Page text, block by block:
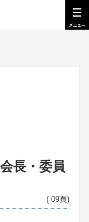
長・委員
( 09頁)